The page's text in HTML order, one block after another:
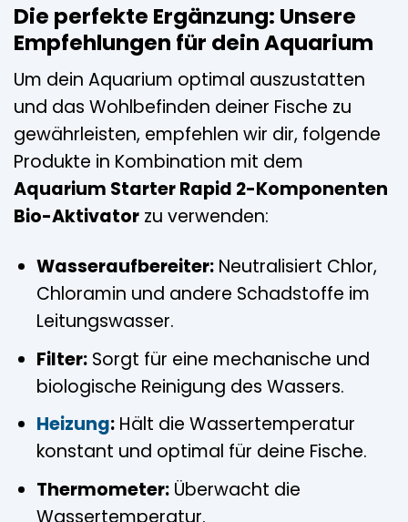
Die perfekte Ergänzung: Unsere
Empfehlungen für dein Aquarium
Um dein Aquarium optimal auszustatten
und das Wohlbefinden deiner Fische zu
gewährleisten, empfehlen wir dir, folgende
Produkte in Kombination mit dem
Aquarium Starter Rapid 2-Komponenten
Bio-Aktivator zu verwenden:
Wasseraufbereiter:Neutralisiert Chlor,
Chloramin und andere Schadstoffe im
Leitungswasser.
Filter:Sorgt für eine mechanische und
biologische Reinigung des Wassers.
Heizung:Hält die Wassertemperatur
konstant und optimal für deine Fische.
Thermometer:Überwacht die
Wassertemperatur.